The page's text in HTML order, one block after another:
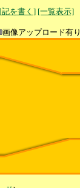
記を書く] [一覧表示]
画像アップロード有り